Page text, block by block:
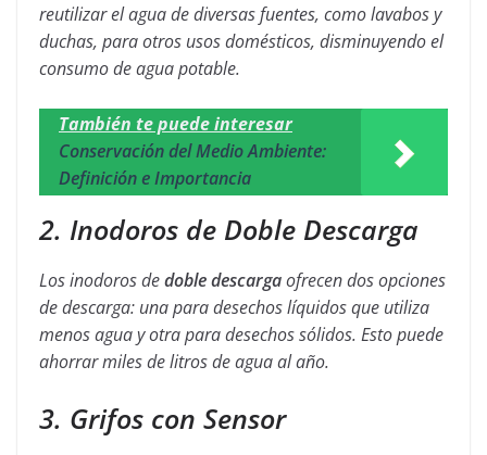
reutilizar el agua de diversas fuentes, como lavabos y
duchas, para otros usos domésticos, disminuyendo el
consumo de agua potable.
También te puede interesar
Conservación del Medio Ambiente:
Definición e Importancia
2. Inodoros de Doble Descarga
Los inodoros dedoble descargaofrecen dos opciones
de descarga: una para desechos líquidos que utiliza
menos agua y otra para desechos sólidos. Esto puede
ahorrar miles de litros de agua al año.
3. Grifos con Sensor